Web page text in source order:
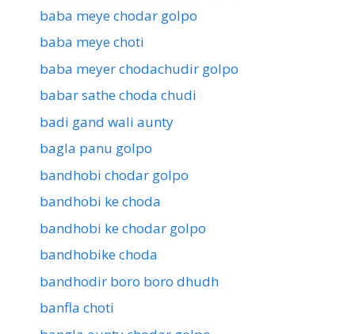
baba meye chodar golpo
baba meye choti
baba meyer chodachudir golpo
babar sathe choda chudi
badi gand wali aunty
bagla panu golpo
bandhobi chodar golpo
bandhobi ke choda
bandhobi ke chodar golpo
bandhobike choda
bandhodir boro boro dhudh
banfla choti